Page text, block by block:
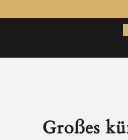
Großes